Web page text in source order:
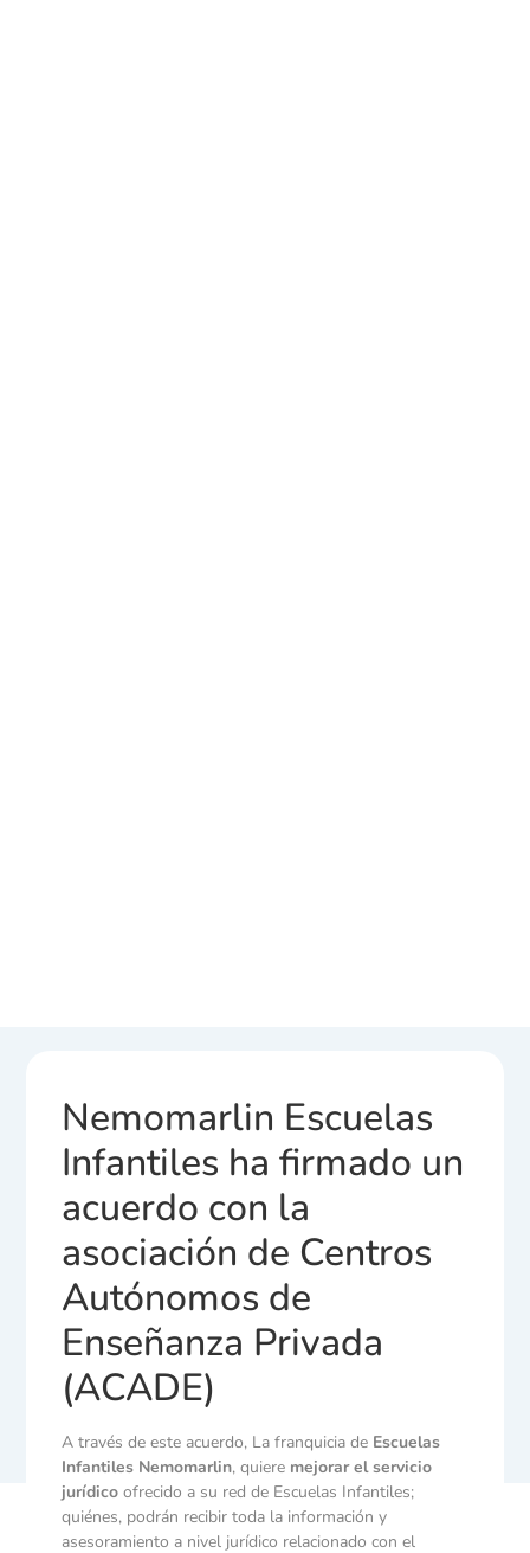
Nemomarlin Escuelas
Infantiles ha firmado un
acuerdo con la
asociación de Centros
Autónomos de
Enseñanza Privada
(ACADE)
A través de este acuerdo, La franquicia de Escuelas
Infantiles Nemomarlin, quiere mejorar el servicio
jurídicoofrecido a su red de Escuelas Infantiles;
quiénes, podrán recibir toda la información y
asesoramiento a nivel jurídico relacionado con el